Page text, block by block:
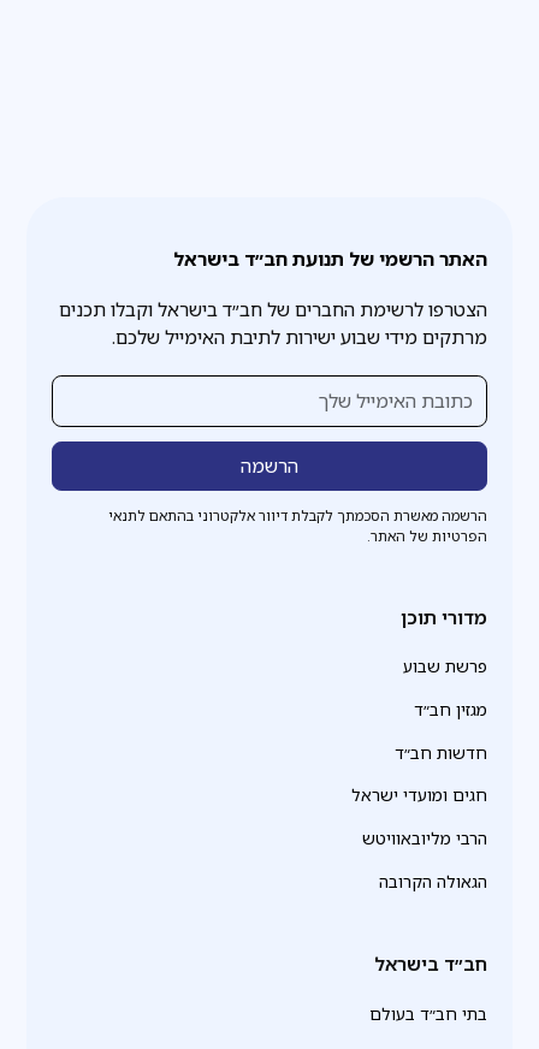
האתר הרשמי של תנועת חב״ד בישראל
הצטרפו לרשימת החברים של חב״ד בישראל וקבלו תכנים
מרתקים מידי שבוע ישירות לתיבת האימייל שלכם.
הרשמה מאשרת הסכמתך לקבלת דיוור אלקטרוני בהתאם לתנאי
הפרטיות של האתר.
מדורי תוכן
פרשת שבוע
מגזין חב״ד
חדשות חב״ד
חגים ומועדי ישראל
הרבי מליובאוויטש
הגאולה הקרובה
חב״ד בישראל
בתי חב״ד בעולם